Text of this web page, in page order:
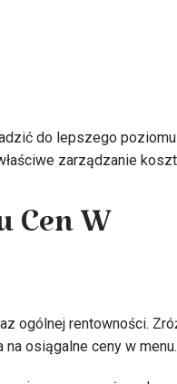
do lepszego poziomu
zarządzanie
Cen W
ogólnej rentowności.
osiągalne ceny w menu.